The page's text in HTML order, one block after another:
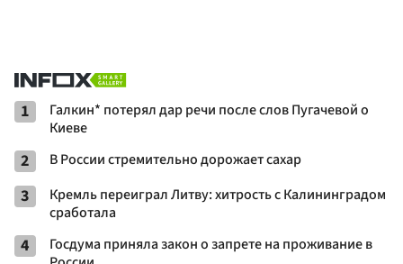
1
Галкин* потерял дар речи после слов Пугачевой о
Киеве
2 В России стремительно дорожает сахар
3
Кремль переиграл Литву: хитрость с Калининградом
сработала
4
Госдума приняла закон о запрете на проживание в